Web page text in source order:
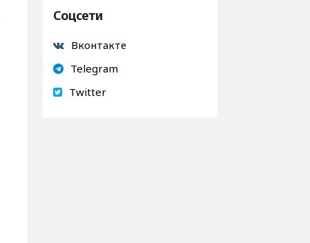
Соцсети
Вконтакте
Telegram
Twitter